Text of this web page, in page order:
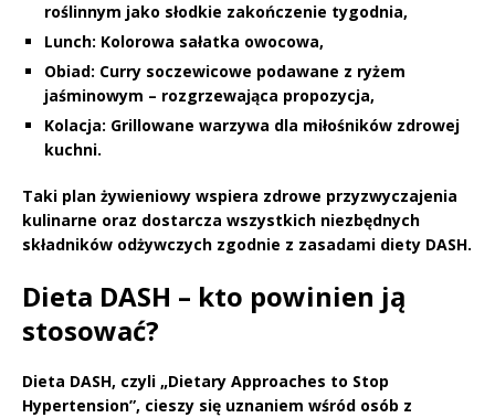
roślinnym jako słodkie zakończenie tygodnia,
Lunch: Kolorowa sałatka owocowa,
Obiad: Curry soczewicowe podawane z ryżem
jaśminowym – rozgrzewająca propozycja,
Kolacja: Grillowane warzywa dla miłośników zdrowej
kuchni.
Taki plan żywieniowy wspiera zdrowe przyzwyczajenia
kulinarne oraz dostarcza wszystkich niezbędnych
składników odżywczych zgodnie z zasadami diety DASH.
Dieta DASH – kto powinien ją
stosować?
Dieta DASH, czyli „Dietary Approaches to Stop
Hypertension”, cieszy się uznaniem wśród osób z